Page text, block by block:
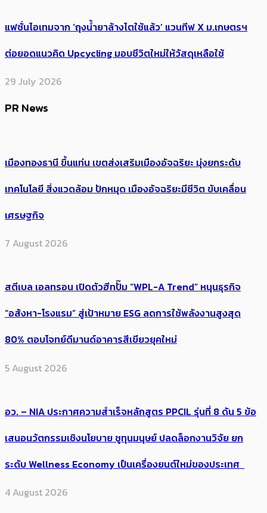
แฟชั่นไอเทมจาก ‘ถุงน้ำยาล้างไตใช้แล้ว’ แวนทีฟ X ม.เกษตรฯ
ต่อยอดแนวคิด Upcycling มอบชีวิตใหม่ให้วัสดุเหลือใช้
29 July 2026
PR News
เมืองทองธานี ขึ้นแท่น เขตส่งเสริมเมืองอัจฉริยะ มุ่งยกระดับ
เทคโนโลยี สิ่งแวดล้อม ปักหมุด เมืองอัจฉริยะมีชีวิต ขับเคลื่อน
เศรษฐกิจ
7 August 2026
สตีเบล เอลทรอน เปิดตัวฮีทปั๊ม “WPL-A Trend” หนุนธุรกิจ
“อสังหา-โรงแรม” สู่เป้าหมาย ESG ลดการใช้พลังงานสูงสุด
80% ตอบโจทย์ดีมานด์อาคารสีเขียวยุคใหม่
5 August 2026
อว. – NIA ประกาศความสำเร็จหลักสูตร PPCIL รุ่นที่ 8 ดัน 5 ข้อ
เสนอนวัตกรรมเชิงนโยบาย ชูทุนมนุษย์ ปลดล็อกงานวิจัย ยก
ระดับ Wellness Economy เป็นเครื่องยนต์ใหม่ของประเทศ
4 August 2026